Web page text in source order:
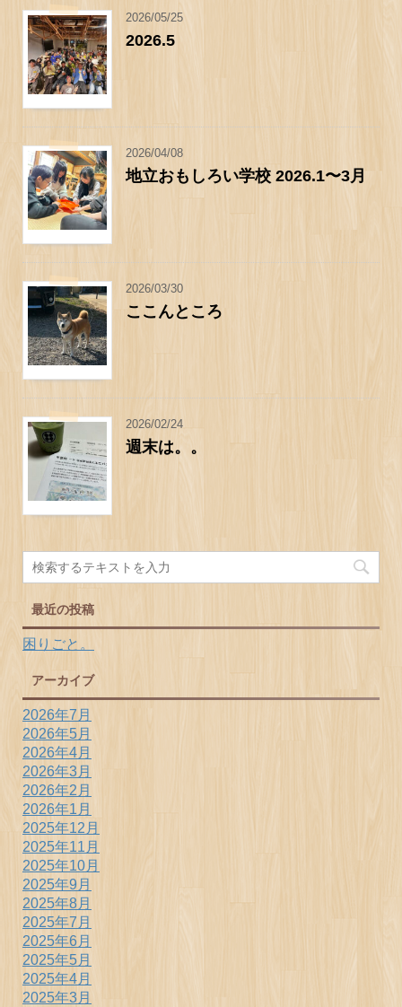
2026/05/25
2026.5
2026/04/08
地立おもしろい学校 2026.1〜3月
2026/03/30
ここんところ
2026/02/24
週末は。。
最近の投稿
困りごと。
アーカイブ
2026年7月
2026年5月
2026年4月
2026年3月
2026年2月
2026年1月
2025年12月
2025年11月
2025年10月
2025年9月
2025年8月
2025年7月
2025年6月
2025年5月
2025年4月
2025年3月